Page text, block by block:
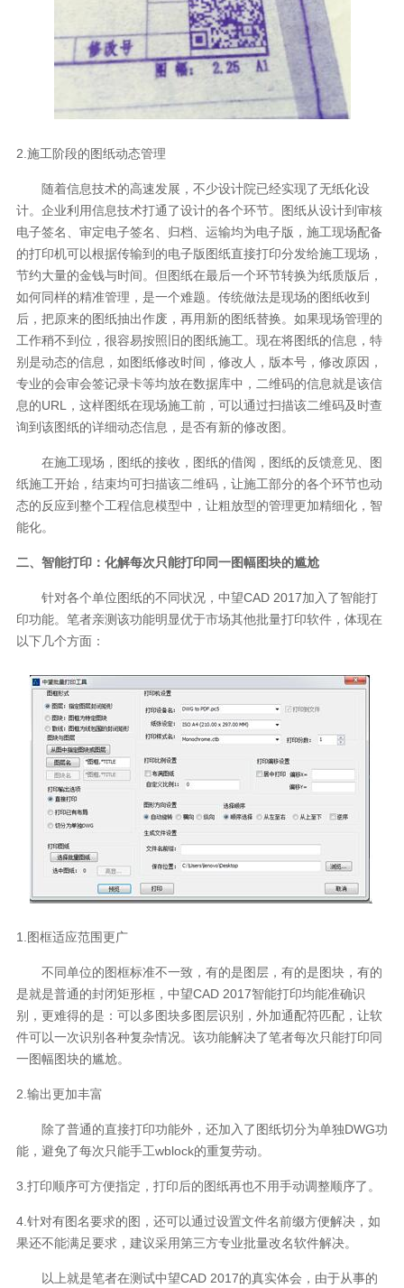
2.施工阶段的图纸动态管理
随着信息技术的高速发展，不少设计院已经实现了无纸化设
计。企业利用信息技术打通了设计的各个环节。图纸从设计到审核
电子签名、审定电子签名、归档、运输均为电子版，施工现场配备
的打印机可以根据传输到的电子版图纸直接打印分发给施工现场，
节约大量的金钱与时间。但图纸在最后一个环节转换为纸质版后，
如何同样的精准管理，是一个难题。传统做法是现场的图纸收到
后，把原来的图纸抽出作废，再用新的图纸替换。如果现场管理的
工作稍不到位，很容易按照旧的图纸施工。现在将图纸的信息，特
别是动态的信息，如图纸修改时间，修改人，版本号，修改原因，
专业的会审会签记录卡等均放在数据库中，二维码的信息就是该信
息的URL，这样图纸在现场施工前，可以通过扫描该二维码及时查
询到该图纸的详细动态信息，是否有新的修改图。
在施工现场，图纸的接收，图纸的借阅，图纸的反馈意见、图
纸施工开始，结束均可扫描该二维码，让施工部分的各个环节也动
态的反应到整个工程信息模型中，让粗放型的管理更加精细化，智
能化。
二、智能打印：化解每次只能打印同一图幅图块的尴尬
针对各个单位图纸的不同状况，中望CAD 2017加入了智能打
印功能。笔者亲测该功能明显优于市场其他批量打印软件，体现在
以下几个方面：
1.图框适应范围更广
不同单位的图框标准不一致，有的是图层，有的是图块，有的
是就是普通的封闭矩形框，中望CAD 2017智能打印均能准确识
别，更难得的是：可以多图块多图层识别，外加通配符匹配，让软
件可以一次识别各种复杂情况。该功能解决了笔者每次只能打印同
一图幅图块的尴尬。
2.输出更加丰富
除了普通的直接打印功能外，还加入了图纸切分为单独DWG功
能，避免了每次只能手工wblock的重复劳动。
3.打印顺序可方便指定，打印后的图纸再也不用手动调整顺序了。
4.针对有图名要求的图，还可以通过设置文件名前缀方便解决，如
果还不能满足要求，建议采用第三方专业批量改名软件解决。
以上就是笔者在测试中望CAD 2017的真实体会，由于从事的